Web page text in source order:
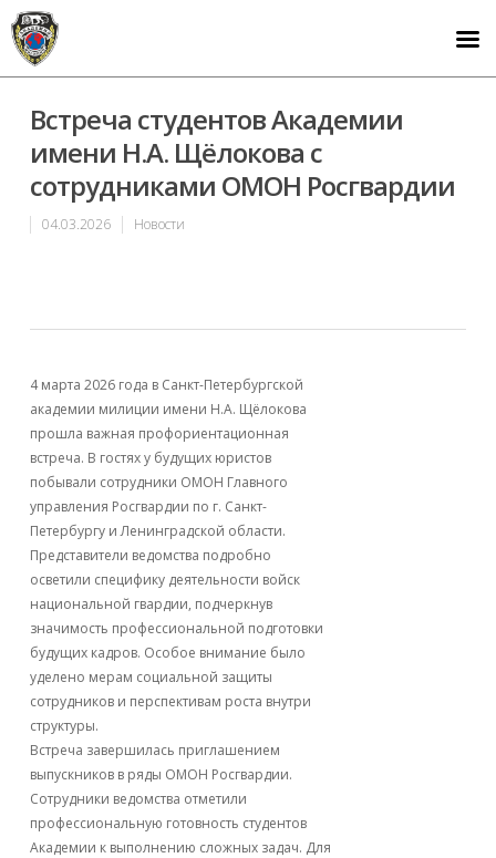
Встреча студентов Академии
имени Н.А. Щёлокова с
сотрудниками ОМОН Росгвардии
04.03.2026 Новости
4 марта 2026 года в Санкт-Петербургской
академии милиции имени Н.А. Щёлокова
прошла важная профориентационная
встреча. В гостях у будущих юристов
побывали сотрудники ОМОН Главного
управления Росгвардии по г. Санкт-
Петербургу и Ленинградской области.
Представители ведомства подробно
осветили специфику деятельности войск
национальной гвардии, подчеркнув
значимость профессиональной подготовки
будущих кадров. Особое внимание было
уделено мерам социальной защиты
сотрудников и перспективам роста внутри
структуры.
Встреча завершилась приглашением
выпускников в ряды ОМОН Росгвардии.
Сотрудники ведомства отметили
профессиональную готовность студентов
Академии к выполнению сложных задач. Для